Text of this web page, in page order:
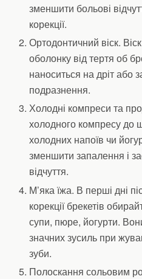
зменшити больові
корекції.
Ортодонтичний віск.
оболонку від тертя об
наноситься на дріт або
подразнення.
Холодні компреси та
холодного компресу до
холодних напоїв чи
зменшити запалення і
відчуття.
М’яка їжа. В перші дні
корекції брекетів
супи, пюре, йогурти.
значних зусиль при
зуби.
Полоскання сольовим